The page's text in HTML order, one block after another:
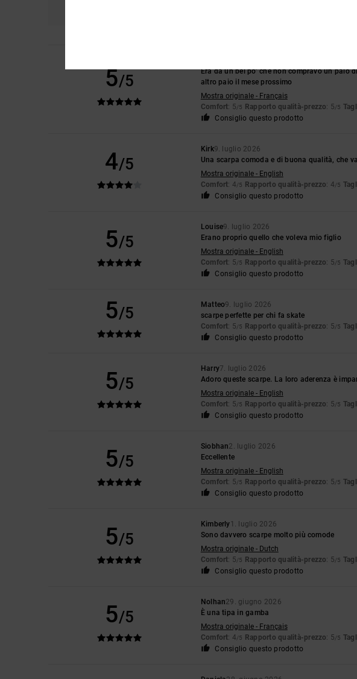
5/5
Era da un bel po’ che non compravo un paio
altro paio il mese prossimo
Mostra originale - Français
Comfort: 5/5 Rapporto qualità-prezzo: 5/5
Consiglio questo prodotto
4/5
Kirk9. luglio 2026
Una scarpa comoda e di buona qualità, che
Mostra originale - English
Comfort: 4/5 Rapporto qualità-prezzo: 4/5
Consiglio questo prodotto
5/5
Louise9. luglio 2026
Erano proprio quello che voleva mio figlio
Mostra originale - English
Comfort: 5/5 Rapporto qualità-prezzo: 5/5
Consiglio questo prodotto
5/5 Matteo9. luglio 2026
scarpe perfette per chi fa skate
Comfort: 5/5 Rapporto qualità-prezzo: 5/5
Consiglio questo prodotto
5/5
Harry7. luglio 2026
Adoro queste scarpe. La loro aderenza è
Mostra originale - English
Comfort: 5/5 Rapporto qualità-prezzo: 5/5
Consiglio questo prodotto
5/5
Siobhan2. luglio 2026
Eccellente
Mostra originale - English
Comfort: 5/5 Rapporto qualità-prezzo: 5/5
Consiglio questo prodotto
5/5
Kimberly1. luglio 2026
Sono davvero scarpe molto più comode
Mostra originale - Dutch
Comfort: 5/5 Rapporto qualità-prezzo: 5/5
Consiglio questo prodotto
5/5
Nolhan29. giugno 2026
È una tipa in gamba
Mostra originale - Français
Comfort: 4/5 Rapporto qualità-prezzo: 5/5
Consiglio questo prodotto